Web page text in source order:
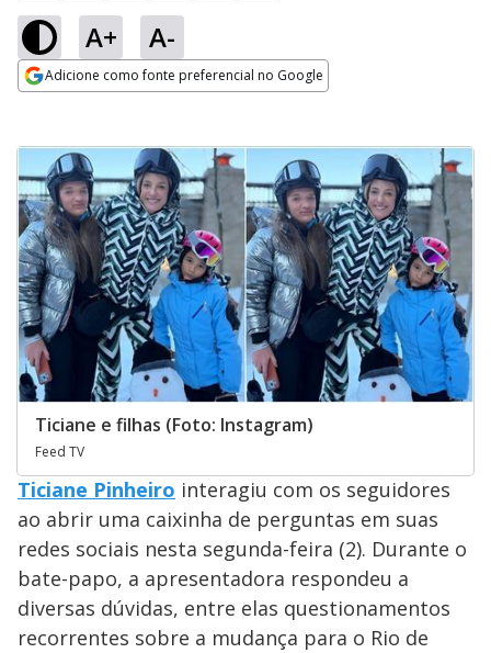
A+ A-
Adicione como fonte preferencial no Google
Ticiane e filhas (Foto: Instagram)
Feed TV
Ticiane Pinheiro interagiu com os seguidores
ao abrir uma caixinha de perguntas em suas
redes sociais nesta segunda-feira (2). Durante o
bate-papo, a apresentadora respondeu a
diversas dúvidas, entre elas questionamentos
recorrentes sobre a mudança para o Rio de